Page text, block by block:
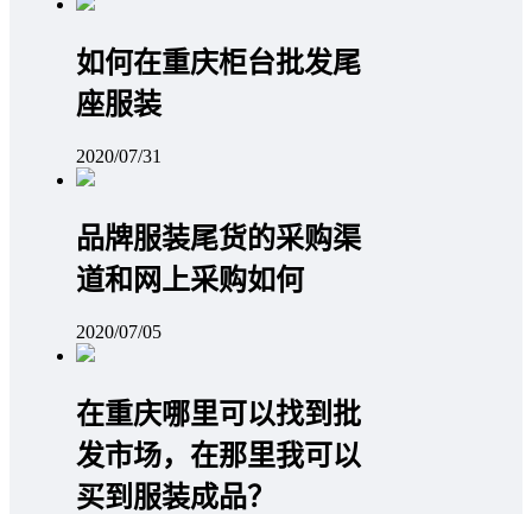
如何在重庆柜台批发尾
座服装
2020/07/31
品牌服装尾货的采购渠
道和网上采购如何
2020/07/05
在重庆哪里可以找到批
发市场，在那里我可以
买到服装成品？